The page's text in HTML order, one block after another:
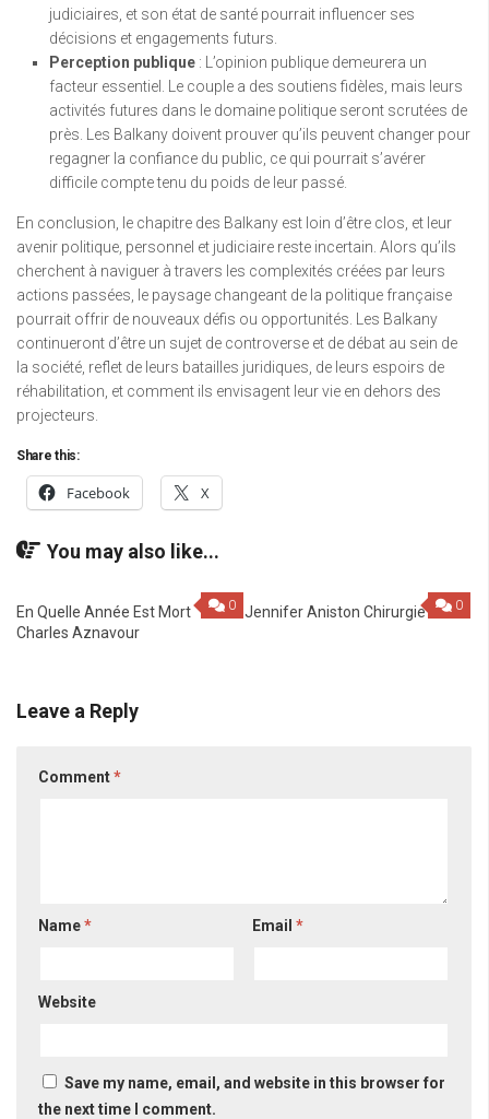
judiciaires, et son état de santé pourrait influencer ses
décisions et engagements futurs.
Perception publique : L’opinion publique demeurera un
facteur essentiel. Le couple a des soutiens fidèles, mais leurs
activités futures dans le domaine politique seront scrutées de
près. Les Balkany doivent prouver qu’ils peuvent changer pour
regagner la confiance du public, ce qui pourrait s’avérer
difficile compte tenu du poids de leur passé.
En conclusion, le chapitre des Balkany est loin d’être clos, et leur
avenir politique, personnel et judiciaire reste incertain. Alors qu’ils
cherchent à naviguer à travers les complexités créées par leurs
actions passées, le paysage changeant de la politique française
pourrait offrir de nouveaux défis ou opportunités. Les Balkany
continueront d’être un sujet de controverse et de débat au sein de
la société, reflet de leurs batailles juridiques, de leurs espoirs de
réhabilitation, et comment ils envisagent leur vie en dehors des
projecteurs.
Share this:
Facebook X
You may also like...
0
En Quelle Année Est Mort
Charles Aznavour
0
Jennifer Aniston Chirurgie
Leave a Reply
Comment*
Name* Email*
Website
Save my name, email, and website in this browser for
the next time I comment.